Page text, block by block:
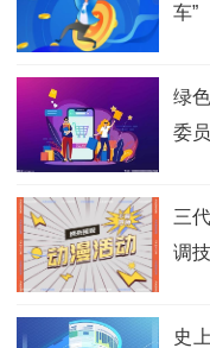
车”
绿
委
三
调
史